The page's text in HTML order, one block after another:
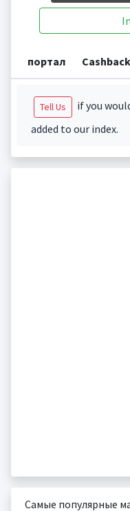
портал Cashback
Tell Us
if you
added to our index.
Самые популярные